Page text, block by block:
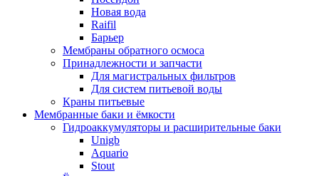
Новая вода
Raifil
Барьер
Мембраны обратного осмоса
Принадлежности и запчасти
Для магистральных фильтров
Для систем питьевой воды
Краны питьевые
Мембранные баки и ёмкости
Гидроаккумуляторы и расширительные баки
Unigb
Aquario
Stout